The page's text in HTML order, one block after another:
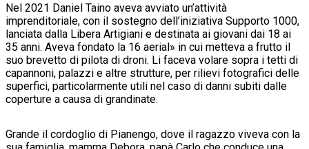
Nel 2021 Daniel Taino aveva avviato un’attività
imprenditoriale, con il sostegno dell’iniziativa Supporto 1000,
lanciata dalla Libera Artigiani e destinata ai giovani dai 18 ai
35 anni. Aveva fondato la 16 aerial» in cui metteva a frutto il
suo brevetto di pilota di droni. Li faceva volare sopra i tetti di
capannoni, palazzi e altre strutture, per rilievi fotografici delle
superfici, particolarmente utili nel caso di danni subiti dalle
coperture a causa di grandinate.
Grande il cordoglio di Pianengo, dove il ragazzo viveva con la